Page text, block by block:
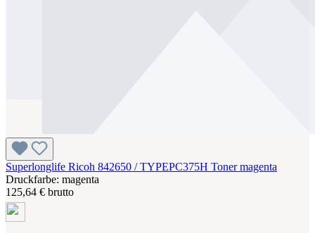
Superlonglife Ricoh 842650 / TYPEPC375H Toner magenta
Druckfarbe: magenta
125,64 € brutto